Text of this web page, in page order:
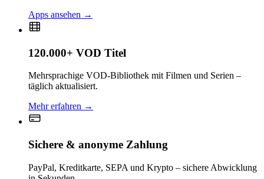
Apps ansehen →
120.000+ VOD Titel
Mehrsprachige VOD-Bibliothek mit Filmen und Serien –
täglich aktualisiert.
Mehr erfahren →
Sichere & anonyme Zahlung
PayPal, Kreditkarte, SEPA und Krypto – sichere Abwicklung